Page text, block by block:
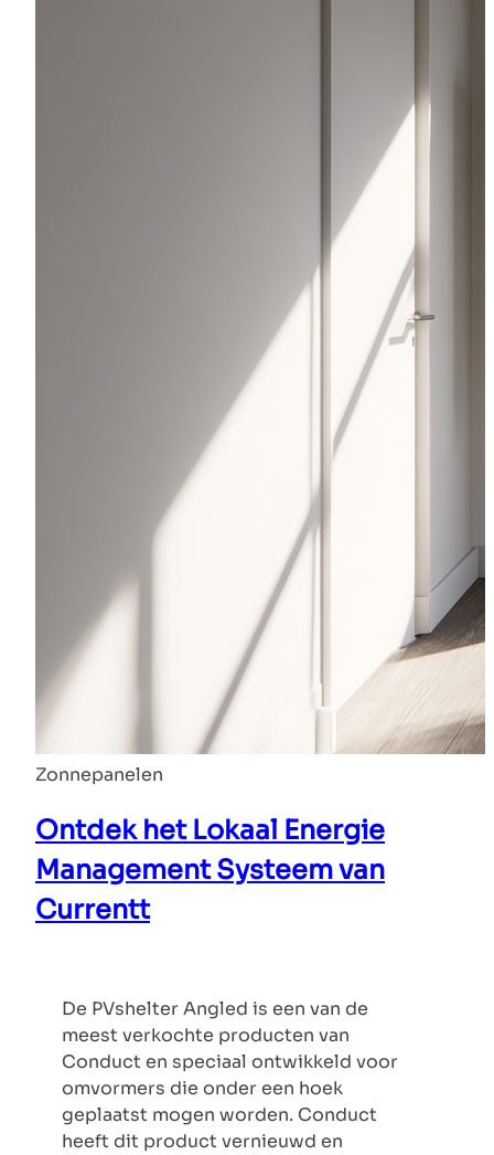
Zonnepanelen
Ontdek het Lokaal Energie
Management Systeem van
Currentt
De PVshelter Angled is een van de
meest verkochte producten van
Conduct en speciaal ontwikkeld voor
omvormers die onder een hoek
geplaatst mogen worden. Conduct
heeft dit product vernieuwd en